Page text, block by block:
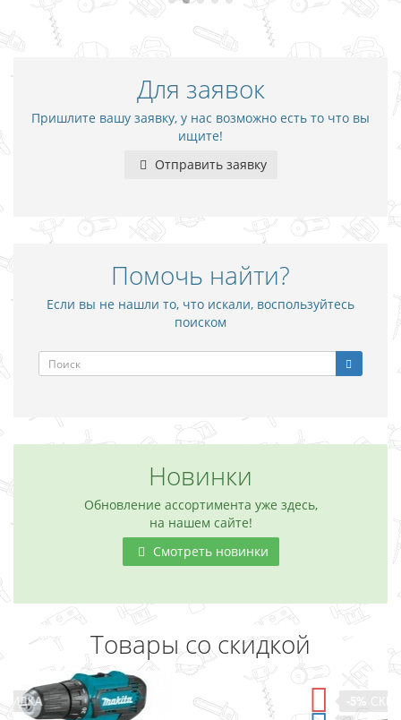
Для заявок
Пришлите вашу заявку, у нас возможно есть то что вы
ищите!
Отправить заявку
Помочь найти?
Если вы не нашли то, что искали, воспользуйтесь
поиском
Новинки
Обновление ассортимента уже здесь,
на нашем сайте!
Смотреть новинки
Товары со скидкой
СКИДКА